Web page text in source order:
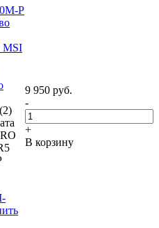
P
MSI
9 950 руб.
-
+
В корзину